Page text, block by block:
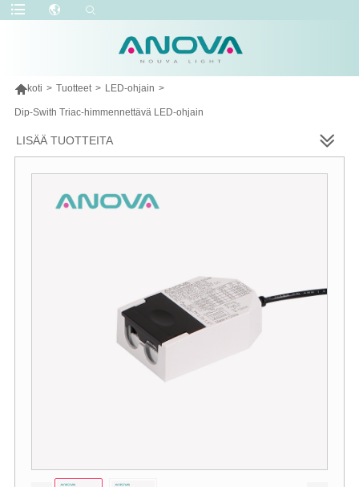
koti > Tuotteet > LED-ohjain >
Dip-Swith Triac-himmennettävä LED-ohjain
LISÄÄ TUOTTEITA